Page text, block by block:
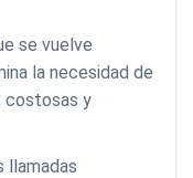
se vuelve
la necesidad de
costosas y
llamadas